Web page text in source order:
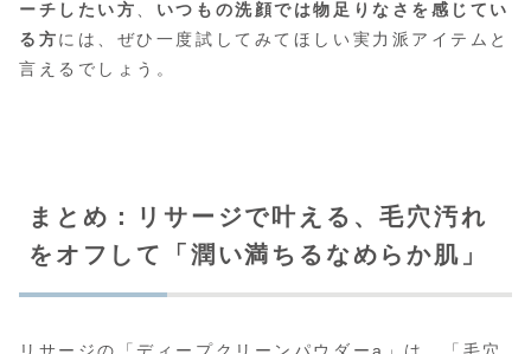
ーチしたい方、 いつもの洗顔では物足りなさを感じてい
る方には、ぜひ一度試してみてほしい実力派アイテムと
言えるでしょう。
まとめ：リサージで叶える、毛穴汚れ
をオフして「潤い満ちるなめらか肌」